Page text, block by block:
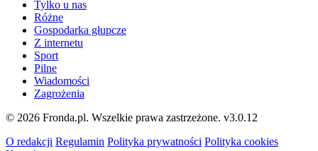
Tylko u nas
Różne
Gospodarka głupcze
Z internetu
Sport
Pilne
Wiadomości
Zagrożenia
© 2026 Fronda.pl. Wszelkie prawa zastrzeżone. v3.0.12
O redakcji Regulamin Polityka prywatności Polityka cookies